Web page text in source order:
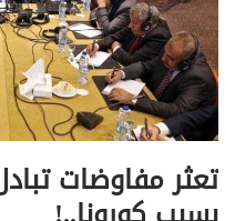
تعثر مفاوضات